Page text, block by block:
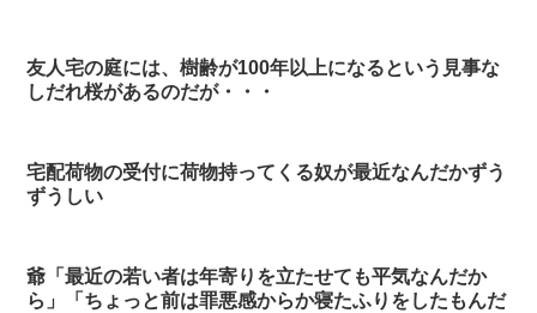
友人宅の庭には、樹齢が100年以上になるという見事な
しだれ桜があるのだが・・・
宅配荷物の受付に荷物持ってくる奴が最近なんだかずう
ずうしい
爺「最近の若い者は年寄りを立たせても平気なんだか
ら」「ちょっと前は罪悪感からか寝たふりをしたもんだ